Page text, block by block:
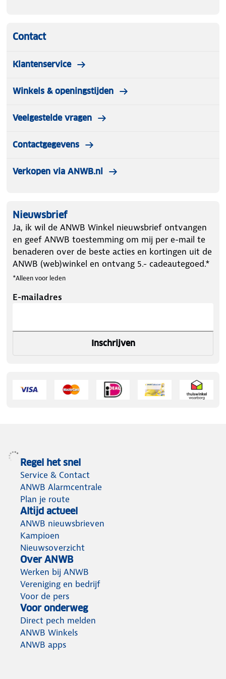
Alcoholreinigingsdoekje voor een schone en
Contact
Klantenservice
Winkels & openingstijden
Veelgestelde vragen
Contactgegevens
Verkopen via ANWB.nl
Nieuwsbrief
Ja, ik wil de ANWB Winkel nieuwsbrief ontvangen
en geef ANWB toestemming om mij per e-mail te
benaderen over de beste acties en kortingen uit de
ANWB (web)winkel en ontvang 5.- cadeautegoed.*
*Alleen voor leden
E-mailadres
Inschrijven
Regel het snel
Service & Contact
ANWB Alarmcentrale
Plan je route
Altijd actueel
ANWB nieuwsbrieven
Kampioen
Nieuwsoverzicht
Over ANWB
Werken bij ANWB
Vereniging en bedrijf
Voor de pers
Voor onderweg
Direct pech melden
ANWB Winkels
ANWB apps